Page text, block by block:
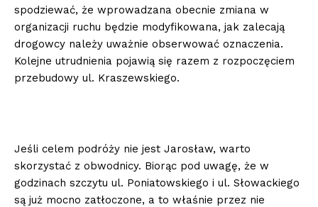
spodziewać, że wprowadzana obecnie zmiana w
organizacji ruchu będzie modyfikowana, jak zalecają
drogowcy należy uważnie obserwować oznaczenia.
Kolejne utrudnienia pojawią się razem z rozpoczęciem
przebudowy ul. Kraszewskiego.
Jeśli celem podróży nie jest Jarosław, warto
skorzystać z obwodnicy. Biorąc pod uwagę, że w
godzinach szczytu ul. Poniatowskiego i ul. Słowackiego
są już mocno zatłoczone, a to właśnie przez nie